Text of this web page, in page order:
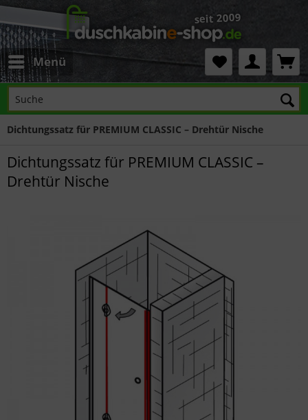
Menü
Dichtungssatz für PREMIUM CLASSIC – Drehtür Nische
Dichtungssatz für PREMIUM CLASSIC –
Drehtür Nische